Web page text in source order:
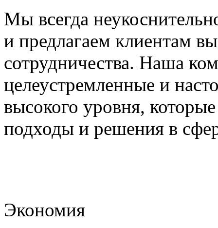
Мы всегда
и предлагаем клиентам
сотрудничества. Наша
целеустремленные и
высокого уровня,
подходы и решения в
Экономия